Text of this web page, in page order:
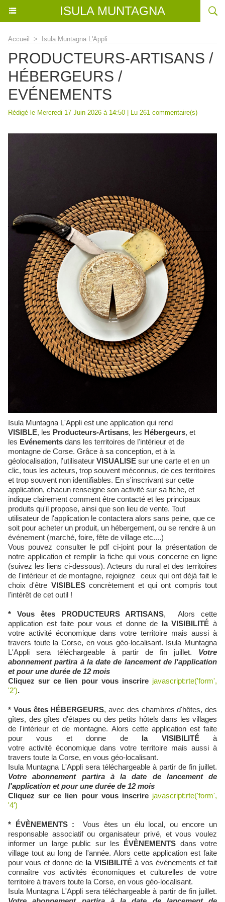
ISULA MUNTAGNA
Accueil > Isula Muntagna L'Appli
PRODUCTEURS-ARTISANS /
HÉBERGEURS /
EVÉNEMENTS
Rédigé le Mercredi 17 Juin 2026 à 14:50 | Lu 261 commentaire(s)
Isula Muntagna L'Appli est une application qui rend
VISIBLE, les Producteurs-Artisans, les Hébergeurs, et
les Evénements dans les territoires de l'intérieur et de
montagne de Corse. Grâce à sa conception, et à la
géolocalisation, l'utilisateur VISUALISE sur une carte et en un
clic, tous les acteurs, trop souvent méconnus, de ces territoires
et trop souvent non identifiables. En s'inscrivant sur cette
application, chacun renseigne son activité sur sa fiche, et
indique clairement comment être contacté et les principaux
produits qu'il propose, ainsi que son lieu de vente. Tout
utilisateur de l'application le contactera alors sans peine, que ce
soit pour acheter un produit, un hébergement, ou se rendre à un
événement (marché, foire, fête de village etc....)
Vous pouvez consulter le pdf ci-joint pour la présentation de
notre application et remplir la fiche qui vous concerne en ligne
(suivez les liens ci-dessous). Acteurs du rural et des territoires
de l'intérieur et de montagne, rejoignez ceux qui ont déjà fait le
choix d'être VISIBLESconcrètement et qui ont compris tout
l'intérêt de cet outil !
* Vous êtes PRODUCTEURS ARTISANS,
Alors cette
application est faite pour vous et donne de la VISIBILITÉ à
votre activité économique dans votre territoire mais aussi à
travers toute la Corse, en vous géo-localisant. Isula Muntagna
L'Appli sera téléchargeable à partir de fin juillet. Votre
abonnement partira à la date de lancement de l'application
et pour une durée de 12 mois
Cliquez sur ce lien pour vous inscrire javascript:rte('form',
'2').
* Vous êtes HÉBERGEURS, avec des chambres d'hôtes, des
gîtes, des gîtes d'étapes ou des petits hôtels dans les villages
de l'intérieur et de montagne. Alors cette application est faite
pour vous et donne de la VISIBILITÉà
votre activité économique dans votre territoire mais aussi à
travers toute la Corse, en vous géo-localisant.
Isula Muntagna L'Appli sera téléchargeable à partir de fin juillet.
Votre abonnement partira à la date de lancement de
l'application et pour une durée de 12 mois
Cliquez sur ce lien pour vous inscrire javascript:rte('form',
'4')
* ÉVÈNEMENTS :
Vous êtes un élu local, ou encore un
responsable associatif ou organisateur privé, et vous voulez
informer un large public sur les ÉVÈNEMENTS dans votre
village tout au long de l'année. Alors cette application est faite
pour vous et donne de la VISIBILITÉà vos événements et fait
connaître vos activités économiques et culturelles de votre
territoire à travers toute la Corse, en vous géo-localisant.
Isula Muntagna L'Appli sera téléchargeable à partir de fin juillet.